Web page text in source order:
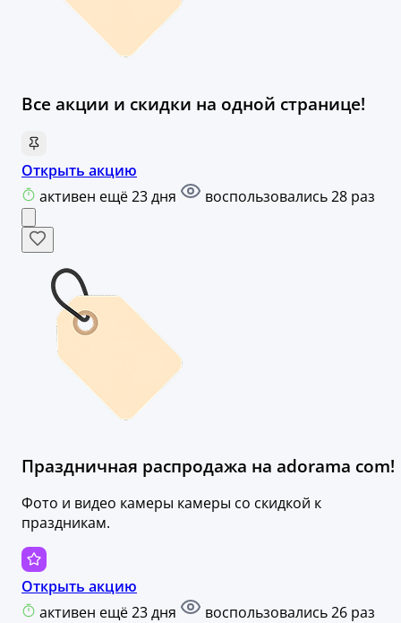
Все акции и скидки на одной странице!
Открыть акцию
активен ещё 23 дня
воспользовались 28 раз
Праздничная распродажа на adorama com!
Фото и видео камеры камеры со скидкой к
праздникам.
Открыть акцию
активен ещё 23 дня
воспользовались 26 раз